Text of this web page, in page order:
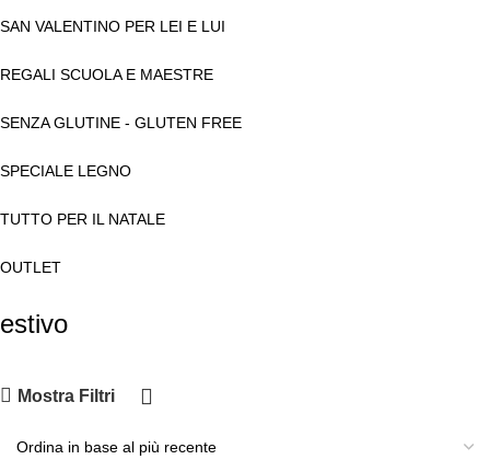
SAN VALENTINO PER LEI E LUI
REGALI SCUOLA E MAESTRE
SENZA GLUTINE - GLUTEN FREE
SPECIALE LEGNO
TUTTO PER IL NATALE
OUTLET
estivo
Mostra Filtri